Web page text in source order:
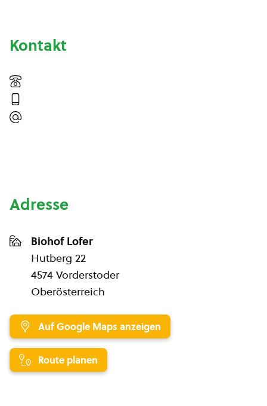
Kontakt
Adresse
Biohof Lofer
Hutberg 22
4574 Vorderstoder
Oberösterreich
Auf Google Maps anzeigen
Route planen